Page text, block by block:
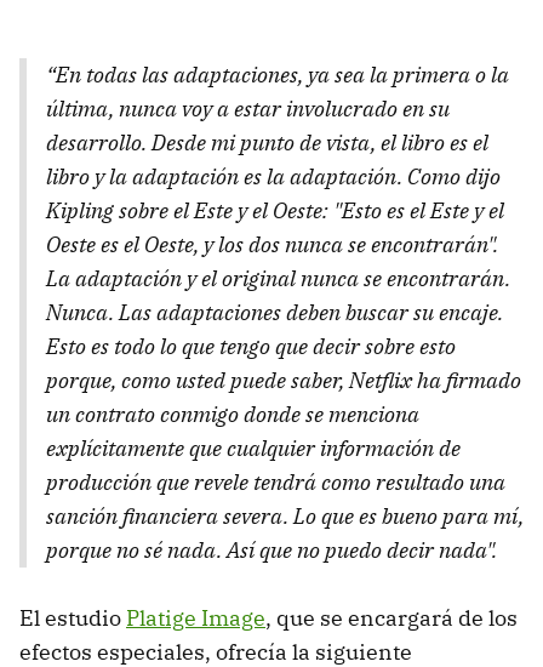
“En todas las adaptaciones, ya sea la primera o la
última, nunca voy a estar involucrado en su
desarrollo. Desde mi punto de vista, el libro es el
libro y la adaptación es la adaptación. Como dijo
Kipling sobre el Este y el Oeste: "Esto es el Este y el
Oeste es el Oeste, y los dos nunca se encontrarán".
La adaptación y el original nunca se encontrarán.
Nunca. Las adaptaciones deben buscar su encaje.
Esto es todo lo que tengo que decir sobre esto
porque, como usted puede saber, Netflix ha firmado
un contrato conmigo donde se menciona
explícitamente que cualquier información de
producción que revele tendrá como resultado una
sanción financiera severa. Lo que es bueno para mí,
porque no sé nada. Así que no puedo decir nada".
El estudio Platige Image, que se encargará de los
efectos especiales, ofrecía la siguiente